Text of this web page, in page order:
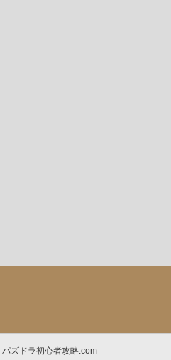
ズドラ初心者攻略.com